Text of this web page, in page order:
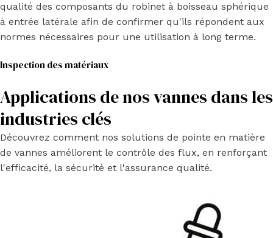
qualité des composants du robinet à boisseau sphérique
à entrée latérale afin de confirmer qu'ils répondent aux
normes nécessaires pour une utilisation à long terme.
Inspection des matériaux
Applications de nos vannes dans les
industries clés
Découvrez comment nos solutions de pointe en matière
de vannes améliorent le contrôle des flux, en renforçant
l'efficacité, la sécurité et l'assurance qualité.